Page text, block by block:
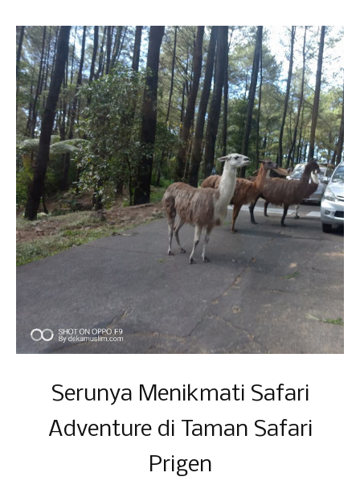
Serunya Menikmati Safari
Adventure di Taman Safari
Prigen